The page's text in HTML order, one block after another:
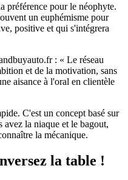
préférence pour le néophyte.
un euphémisme pour
positive et qui s'intégrera
: « Le réseau
et de la motivation, sans
aisance à l'oral en clientèle
C'est un concept basé sur
la niaque et le bagout,
la mécanique.
la table !